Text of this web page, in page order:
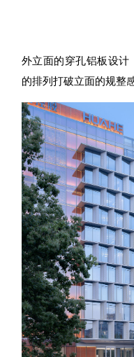
外立面的穿孔铝板设计
的排列打破立面的规整